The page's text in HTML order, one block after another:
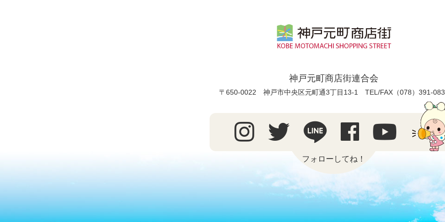
神戸元町商店街連合会
〒650-0022 神戸市中央区元町通3丁目13-1 TEL/FAX（078）391-
フォローしてね！